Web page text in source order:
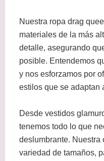
Nuestra ropa drag
materiales de la más
detalle, asegurando
posible. Entendemos
y nos esforzamos por
estilos que se adaptan
Desde vestidos
tenemos todo lo que
deslumbrante. Nuestra
variedad de tamaños,